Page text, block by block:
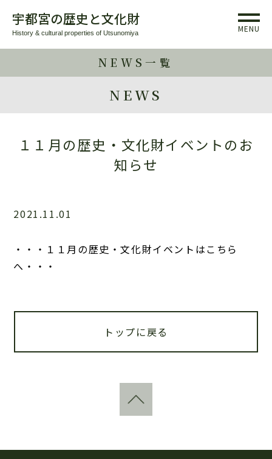
宇都宮の歴史と文化財
History & cultural properties of Utsunomiya MENU
NEWS一覧
NEWS
１１月の歴史・文化財イベントのお
知らせ
2021.11.01
・・・１１月の歴史・文化財イベントはこちら
へ・・・
トップに戻る